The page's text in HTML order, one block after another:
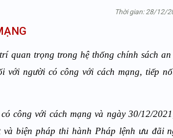
Thời gian: 28/12/
quan trọng trong hệ thống chính sách an
người có công với cách mạng, tiếp
công với cách mạng và ngày 30/12/
biện pháp thi hành Pháp lệnh ưu đãi